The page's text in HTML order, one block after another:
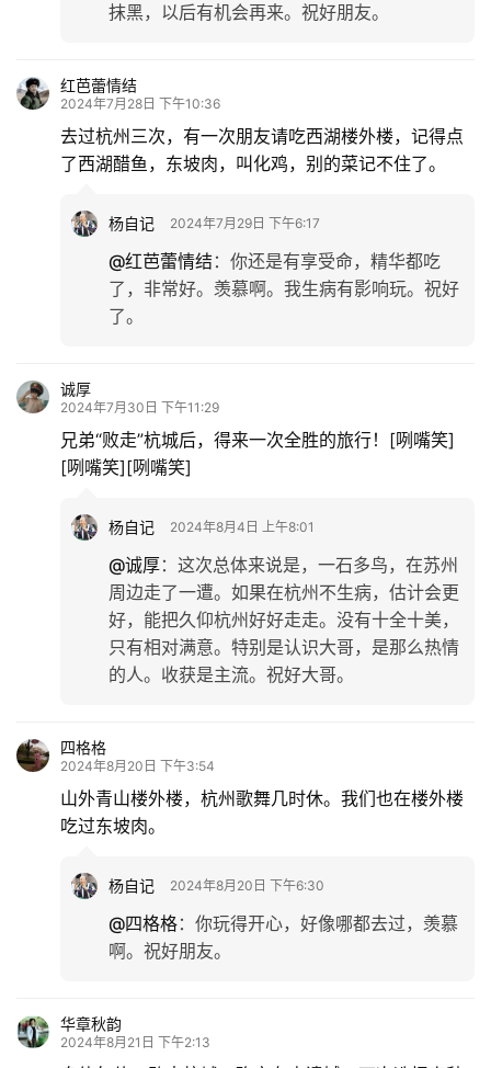
抹黑，以后有机会再来。祝好朋友。
红芭蕾情结
2024年7月28日 下午10:36
去过杭州三次，有一次朋友请吃西湖楼外楼，记得点
了西湖醋鱼，东坡肉，叫化鸡，别的菜记不住了。
杨自记 2024年7月29日 下午6:17
@红芭蕾情结 ： 你还是有享受命，精华都吃
了，非常好。羡慕啊。我生病有影响玩。祝好
了。
诚厚
2024年7月30日 下午11:29
兄弟“败走”杭城后，得来一次全胜的旅行！[咧嘴笑]
[咧嘴笑][咧嘴笑]
杨自记 2024年8月4日 上午8:01
@诚厚： 这次总体来说是，一石多鸟，在苏州
周边走了一遭。如果在杭州不生病，估计会更
好，能把久仰杭州好好走走。没有十全十美，
只有相对满意。特别是认识大哥，是那么热情
的人。收获是主流。祝好大哥。
四格格
2024年8月20日 下午3:54
山外青山楼外楼，杭州歌舞几时休。我们也在楼外楼
吃过东坡肉。
杨自记 2024年8月20日 下午6:30
@四格格： 你玩得开心，好像哪都去过，羡慕
啊。祝好朋友。
华章秋韵
2024年8月21日 下午2:13